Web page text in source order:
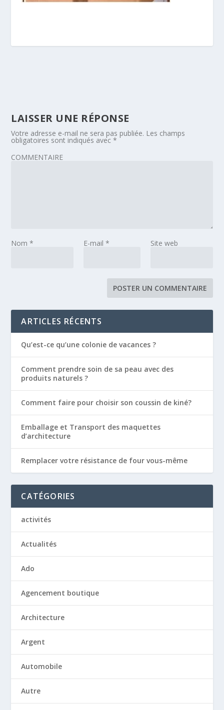
LAISSER UNE RÉPONSE
Votre adresse e-mail ne sera pas publiée. Les champs
obligatoires sont indiqués avec*
COMMENTAIRE
Nom* E-mail * Site web
ARTICLES RÉCENTS
Qu’est-ce qu’une colonie de vacances ?
Comment prendre soin de sa peau avec des
produits naturels ?
Comment faire pour choisir son coussin de kiné?
Emballage et Transport des maquettes
d’architecture
Remplacer votre résistance de four vous-même
CATÉGORIES
activités
Actualités
Ado
Agencement boutique
Architecture
Argent
Automobile
Autre